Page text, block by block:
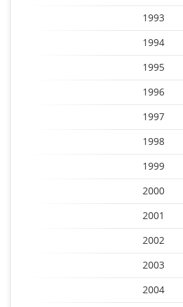
1993
1994
1995
1996
1997
1998
1999
2000
2001
2002
2003
2004